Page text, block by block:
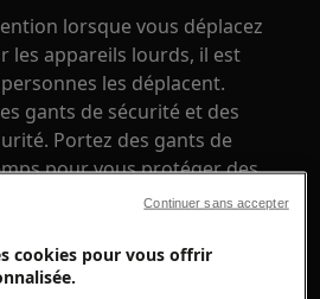
lorsque vous déplacez
les appareils lourds, il est
les déplacent.
gants de sécurité et des
Portez des gants de
pour vous protéger des
bords tranchants.
cookies pour vous offrir
Continuer sans accepter